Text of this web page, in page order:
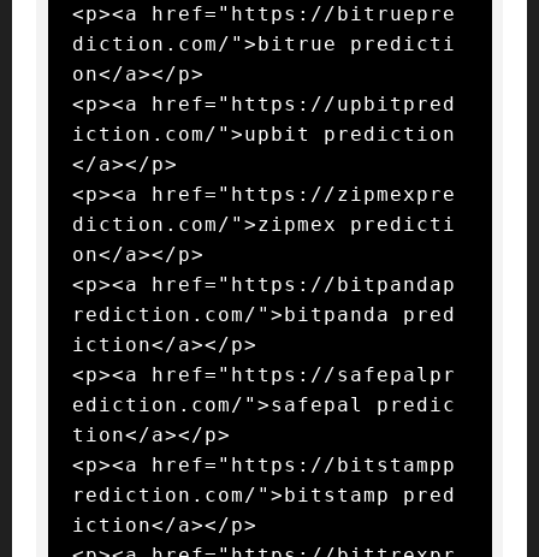
<p><a href="https://bitruepre
diction.com/">bitrue predicti
on</a></p>
<p><a href="https://upbitpred
iction.com/">upbit prediction
</a></p>
<p><a href="https://zipmexpre
diction.com/">zipmex predicti
on</a></p>
<p><a href="https://bitpandap
rediction.com/">bitpanda pred
iction</a></p>
<p><a href="https://safepalpr
ediction.com/">safepal predic
tion</a></p>
<p><a href="https://bitstampp
rediction.com/">bitstamp pred
iction</a></p>